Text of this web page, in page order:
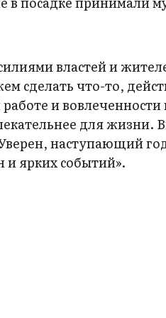
властей и
сделать что-то,
и
для
наступающий
ярких событий».